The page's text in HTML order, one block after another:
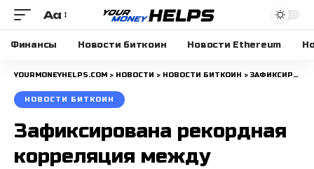
Размера
шрифта
Aa
Финансы Новости биткоин Новости Ethereum
YOURMONEYHELPS.COM > НОВОСТИ > НОВОСТИ БИТКОИН > ЗАФИКСИРОВАНА РЕКОРДНАЯ КОРРЕЛЯЦИЯ МЕЖДУ БИТКОИНОМ И ЯПОНСКОЙ ИЕНОЙ
НОВОСТИ БИТКОИН
Зафиксирована рекордная
корреляция между